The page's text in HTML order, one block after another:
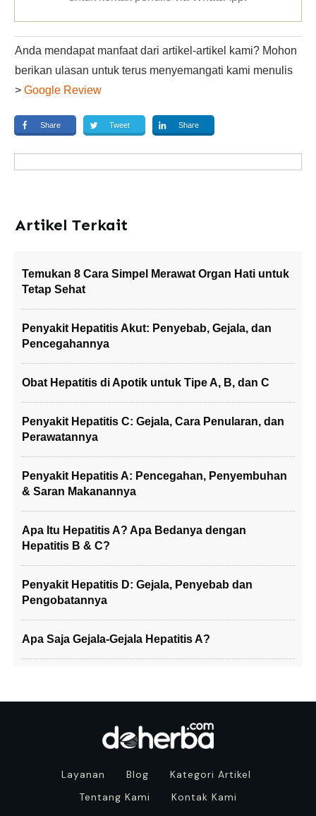
Anda mendapat manfaat dari artikel-artikel kami? Mohon
berikan ulasan untuk terus menyemangati kami menulis
> Google Review
Share Tweet Share
Artikel Terkait
Temukan 8 Cara Simpel Merawat Organ Hati untuk
Tetap Sehat
Penyakit Hepatitis Akut: Penyebab, Gejala, dan
Pencegahannya
Obat Hepatitis di Apotik untuk Tipe A, B, dan C
Penyakit Hepatitis C: Gejala, Cara Penularan, dan
Perawatannya
Penyakit Hepatitis A: Pencegahan, Penyembuhan
& Saran Makanannya
Apa Itu Hepatitis A? Apa Bedanya dengan
Hepatitis B & C?
Penyakit Hepatitis D: Gejala, Penyebab dan
Pengobatannya
Apa Saja Gejala-Gejala Hepatitis A?
Layanan Blog
Kategori Artikel
Tentang Kami
Kontak Kami